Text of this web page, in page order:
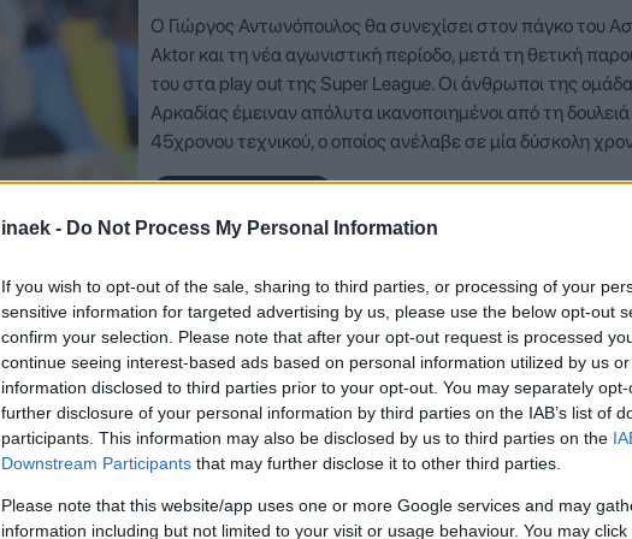
inaek - Do Not Process My Personal Information
If you wish to opt-out of the sale, sharing to third parties, or processing of your
sensitive information for targeted advertising by us, please use the below opt-out
confirm your selection. Please note that after your opt-out request is processed
continue seeing interest-based ads based on personal information utilized by us
information disclosed to third parties prior to your opt-out. You may separately
further disclosure of your personal information by third parties on the IAB’s list of
participants. This information may also be disclosed by us to third parties on the
Downstream Participants that may further disclose it to other third parties.
Please note that this website/app uses one or more Google services and may
information including but not limited to your visit or usage behaviour. You may
Ο Γιώργος Αντωνόπουλος θα συνεχίσει στον πάγκο του
Aktor και τη νέα αγωνιστική περίοδο, μετά τη θετική
του στα play out της Super League. Οι άνθρωποι της
Αρκαδίας έμειναν απόλυτα ικανοποιημένοι από τη
45χρονου τεχνικού, ο οποίος ανέλαβε σε μία δύσκολη
4 Μαρτίου 2026, 14:41
Ο Βεργέτης στον πάγκο του Αστέρα
Γιώργος Αντωνόπουλος αναλαμβάνει τον πάγκο του
Aktor για την παραμονή στην κατηγορία. Η διοίκηση του
την ενίσχυση της ομάδας στα εναπομείναντα παιχνίδια